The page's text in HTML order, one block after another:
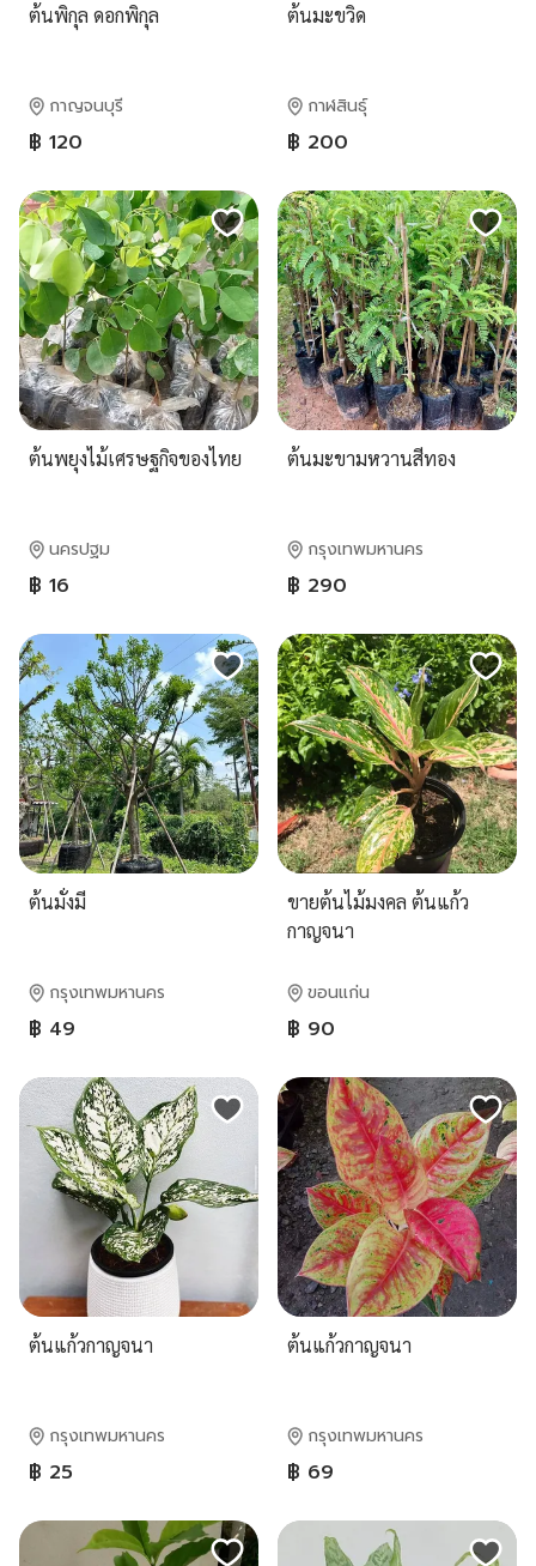
ต้นพิกุล ดอกพิกุล
กาญจนบุรี
฿ 120
ต้นมะขวิด
กาฬสินธุ์
฿ 200
ต้นพยุงไม้เศรษฐกิจของไทย
นครปฐม
฿ 16
ต้นมะขามหวานสีทอง
กรุงเทพมหานคร
฿ 290
ต้นมั่งมี
กรุงเทพมหานคร
฿ 49
ขายต้นไม้มงคล ต้นแก้ว
กาญจนา
ขอนแก่น
฿ 90
ต้นแก้วกาญจนา
กรุงเทพมหานคร
฿ 25
ต้นแก้วกาญจนา
กรุงเทพมหานคร
฿ 69